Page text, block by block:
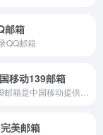
邮箱
QQ邮箱
移动139邮箱
美邮箱